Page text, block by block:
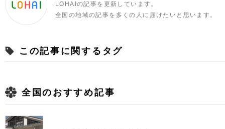
LOHAIの記事を更新しています。
全国の地域の記事を多くの人に届けたいと思います。
この記事に関するタグ
全国のおすすめ記事